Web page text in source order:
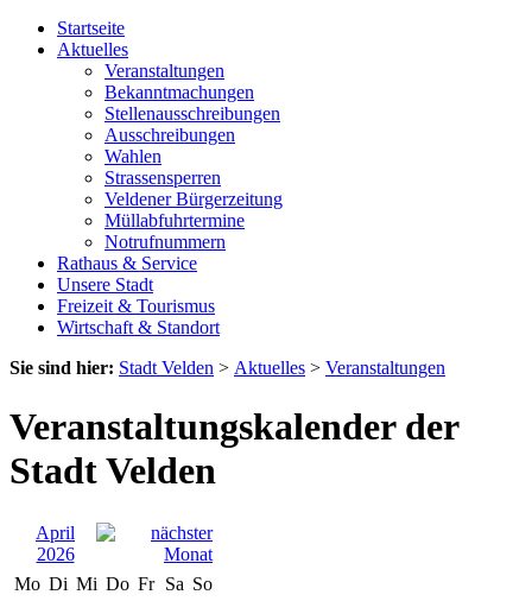
Startseite
Aktuelles
Veranstaltungen
Bekanntmachungen
Stellenausschreibungen
Ausschreibungen
Wahlen
Strassensperren
Veldener Bürgerzeitung
Müllabfuhrtermine
Notrufnummern
Rathaus & Service
Unsere Stadt
Freizeit & Tourismus
Wirtschaft & Standort
Sie sind hier: Stadt Velden > Aktuelles > Veranstaltungen
Veranstaltungskalender der
Stadt Velden
April
2026
Mo Di Mi Do Fr Sa So